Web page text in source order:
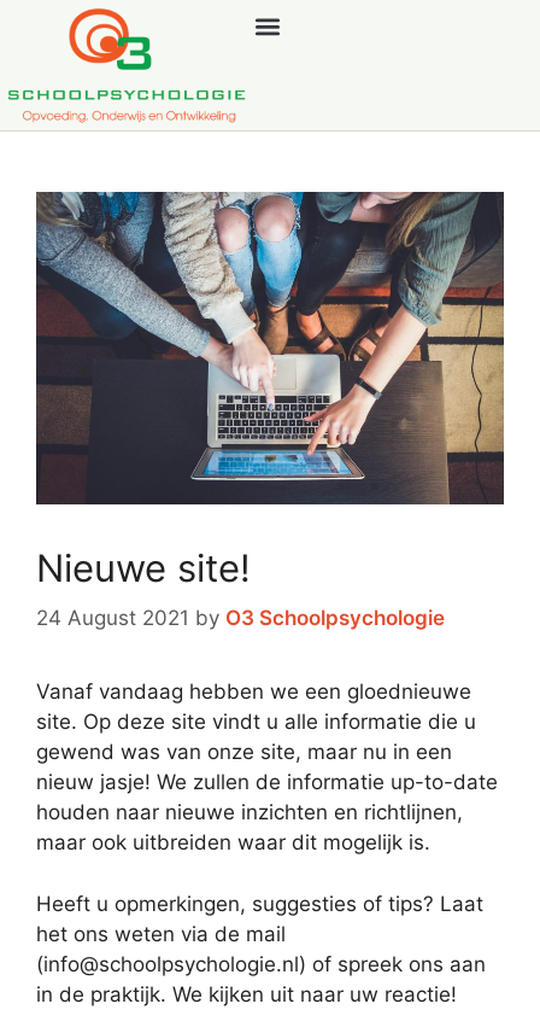
Nieuwe site!
24 August 2021 by O3 Schoolpsychologie
Vanaf vandaag hebben we een gloednieuwe
site. Op deze site vindt u alle informatie die u
gewend was van onze site, maar nu in een
nieuw jasje! We zullen de informatie up-to-date
houden naar nieuwe inzichten en richtlijnen,
maar ook uitbreiden waar dit mogelijk is.
Heeft u opmerkingen, suggesties of tips? Laat
het ons weten via de mail
(info@schoolpsychologie.nl) of spreek ons aan
in de praktijk. We kijken uit naar uw reactie!